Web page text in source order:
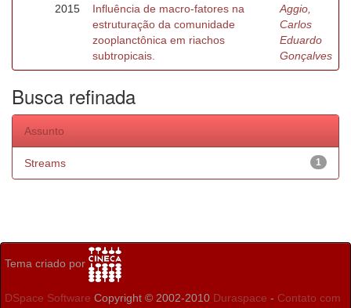
2015
Influência de macro-fatores na
estruturação da comunidade
zooplanctônica em riachos
subtropicais.
Aggio,
Carlos
Eduardo
Gonçalves
Busca refinada
Assunto
1
Streams
Tema criado por
DSpace Software Copyright © 2002-2010 Duraspace - Contato com